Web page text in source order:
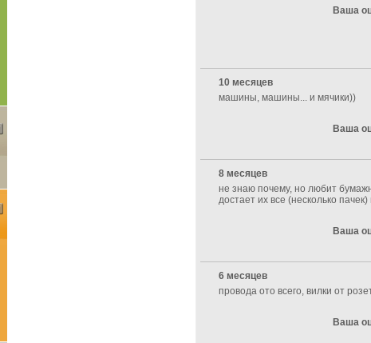
Ваша
10 месяцев
машины, машины... и мячики))
Ваша
8 месяцев
не знаю почему, но любит
достает их все (несколько
Ваша
6 месяцев
провода ото всего, вилки от
Ваша